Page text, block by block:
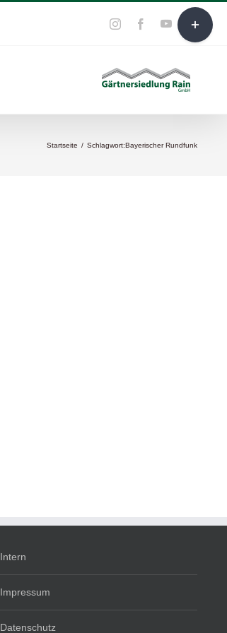
InstagramFacebookYouTube
E-
Mail
Startseite / Schlagwort:Bayerischer Rundfunk
Intern
Impressum
Datenschutz
Toggle
Sliding
Area